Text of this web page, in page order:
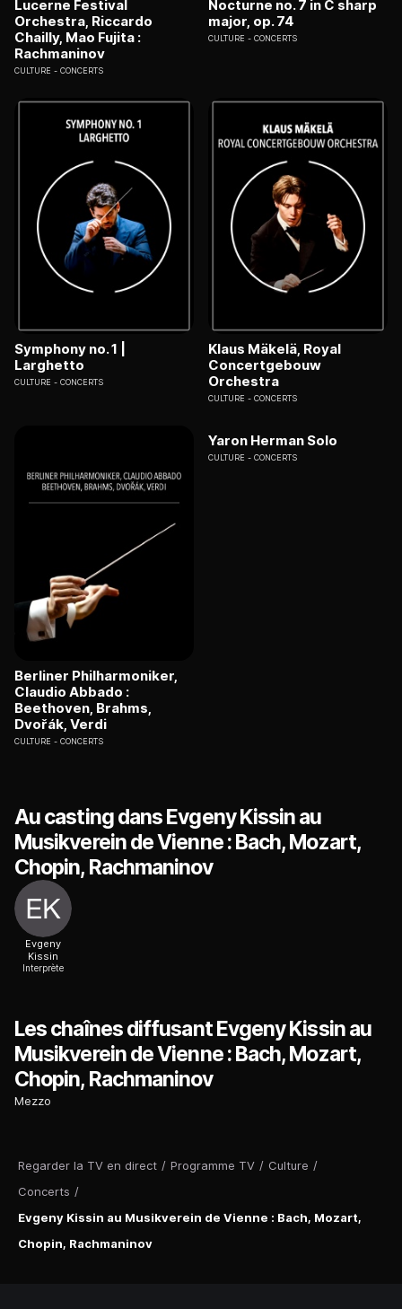
Regarder la TV en direct / Programme TV / Culture /
Concerts /
Evgeny Kissin au Musikverein de Vienne : Bach, Mozart,
Chopin, Rachmaninov
Lucerne Festival
Orchestra, Riccardo
Chailly, Mao Fujita :
Rachmaninov
CULTURE CONCERTS
Nocturne no. 7 in C sharp
major, op. 74
CULTURE CONCERTS
Symphony no. 1 |
Larghetto
CULTURE CONCERTS
Klaus Mäkelä, Royal
Concertgebouw
Orchestra
CULTURE CONCERTS
Berliner Philharmoniker,
Claudio Abbado :
Beethoven, Brahms,
Dvořák, Verdi
CULTURE CONCERTS
Yaron Herman Solo
CULTURE CONCERTS
Au casting dans Evgeny Kissin au
Musikverein de Vienne : Bach, Mozart,
Chopin, Rachmaninov
Evgeny
Kissin
Interprète
Les chaînes diffusant Evgeny Kissin au
Musikverein de Vienne : Bach, Mozart,
Chopin, Rachmaninov
Mezzo